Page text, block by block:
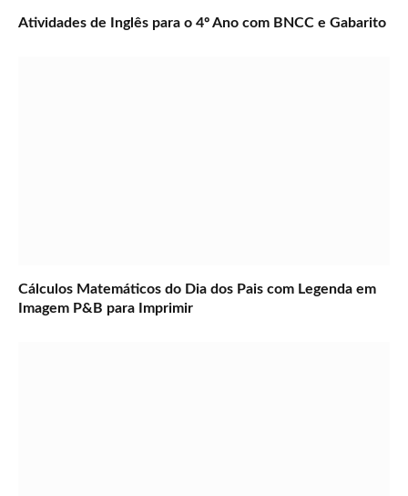
Atividades de Inglês para o 4º Ano com BNCC e Gabarito
Cálculos Matemáticos do Dia dos Pais com Legenda em
Imagem P&B para Imprimir